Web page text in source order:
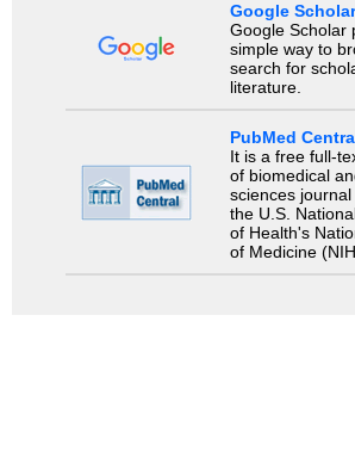
Google Scholar
Google Scholar
simple way to
search for
literature.
PubMed
It is a free full-
of biomedical
sciences
the U.S.
of Health's
of Medicine